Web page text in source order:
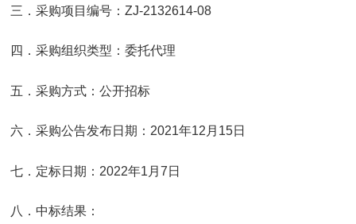
三．采购项目编号：ZJ-2132614-08
四．采购组织类型：委托代理
五．采购方式：公开招标
六．采购公告发布日期：2021年12月15日
七．定标日期：2022年1月7日
八．中标结果：